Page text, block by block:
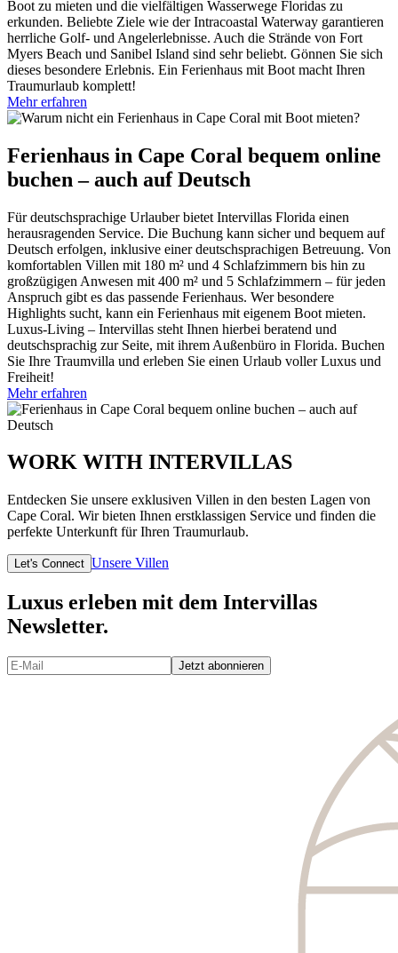
Boot zu mieten und die vielfältigen Wasserwege Floridas zu
erkunden. Beliebte Ziele wie der Intracoastal Waterway garantieren
herrliche Golf- und Angelerlebnisse. Auch die Strände von Fort
Myers Beach und Sanibel Island sind sehr beliebt. Gönnen Sie sich
dieses besondere Erlebnis. Ein Ferienhaus mit Boot macht Ihren
Traumurlaub komplett!
Mehr erfahren
Ferienhaus in Cape Coral bequem online
buchen – auch auf Deutsch
Für deutschsprachige Urlauber bietet Intervillas Florida einen
herausragenden Service. Die Buchung kann sicher und bequem auf
Deutsch erfolgen, inklusive einer deutschsprachigen Betreuung. Von
komfortablen Villen mit 180 m² und 4 Schlafzimmern bis hin zu
großzügigen Anwesen mit 400 m² und 5 Schlafzimmern – für jeden
Anspruch gibt es das passende Ferienhaus. Wer besondere
Highlights sucht, kann ein Ferienhaus mit eigenem Boot mieten.
Luxus-Living – Intervillas steht Ihnen hierbei beratend und
deutschsprachig zur Seite, mit ihrem Außenbüro in Florida. Buchen
Sie Ihre Traumvilla und erleben Sie einen Urlaub voller Luxus und
Freiheit!
Mehr erfahren
WORK WITH INTERVILLAS
Entdecken Sie unsere exklusiven Villen in den besten Lagen von
Cape Coral. Wir bieten Ihnen erstklassigen Service und finden die
perfekte Unterkunft für Ihren Traumurlaub.
Let's Connect Unsere Villen
Luxus erleben mit dem Intervillas
Newsletter.
Jetzt abonnieren